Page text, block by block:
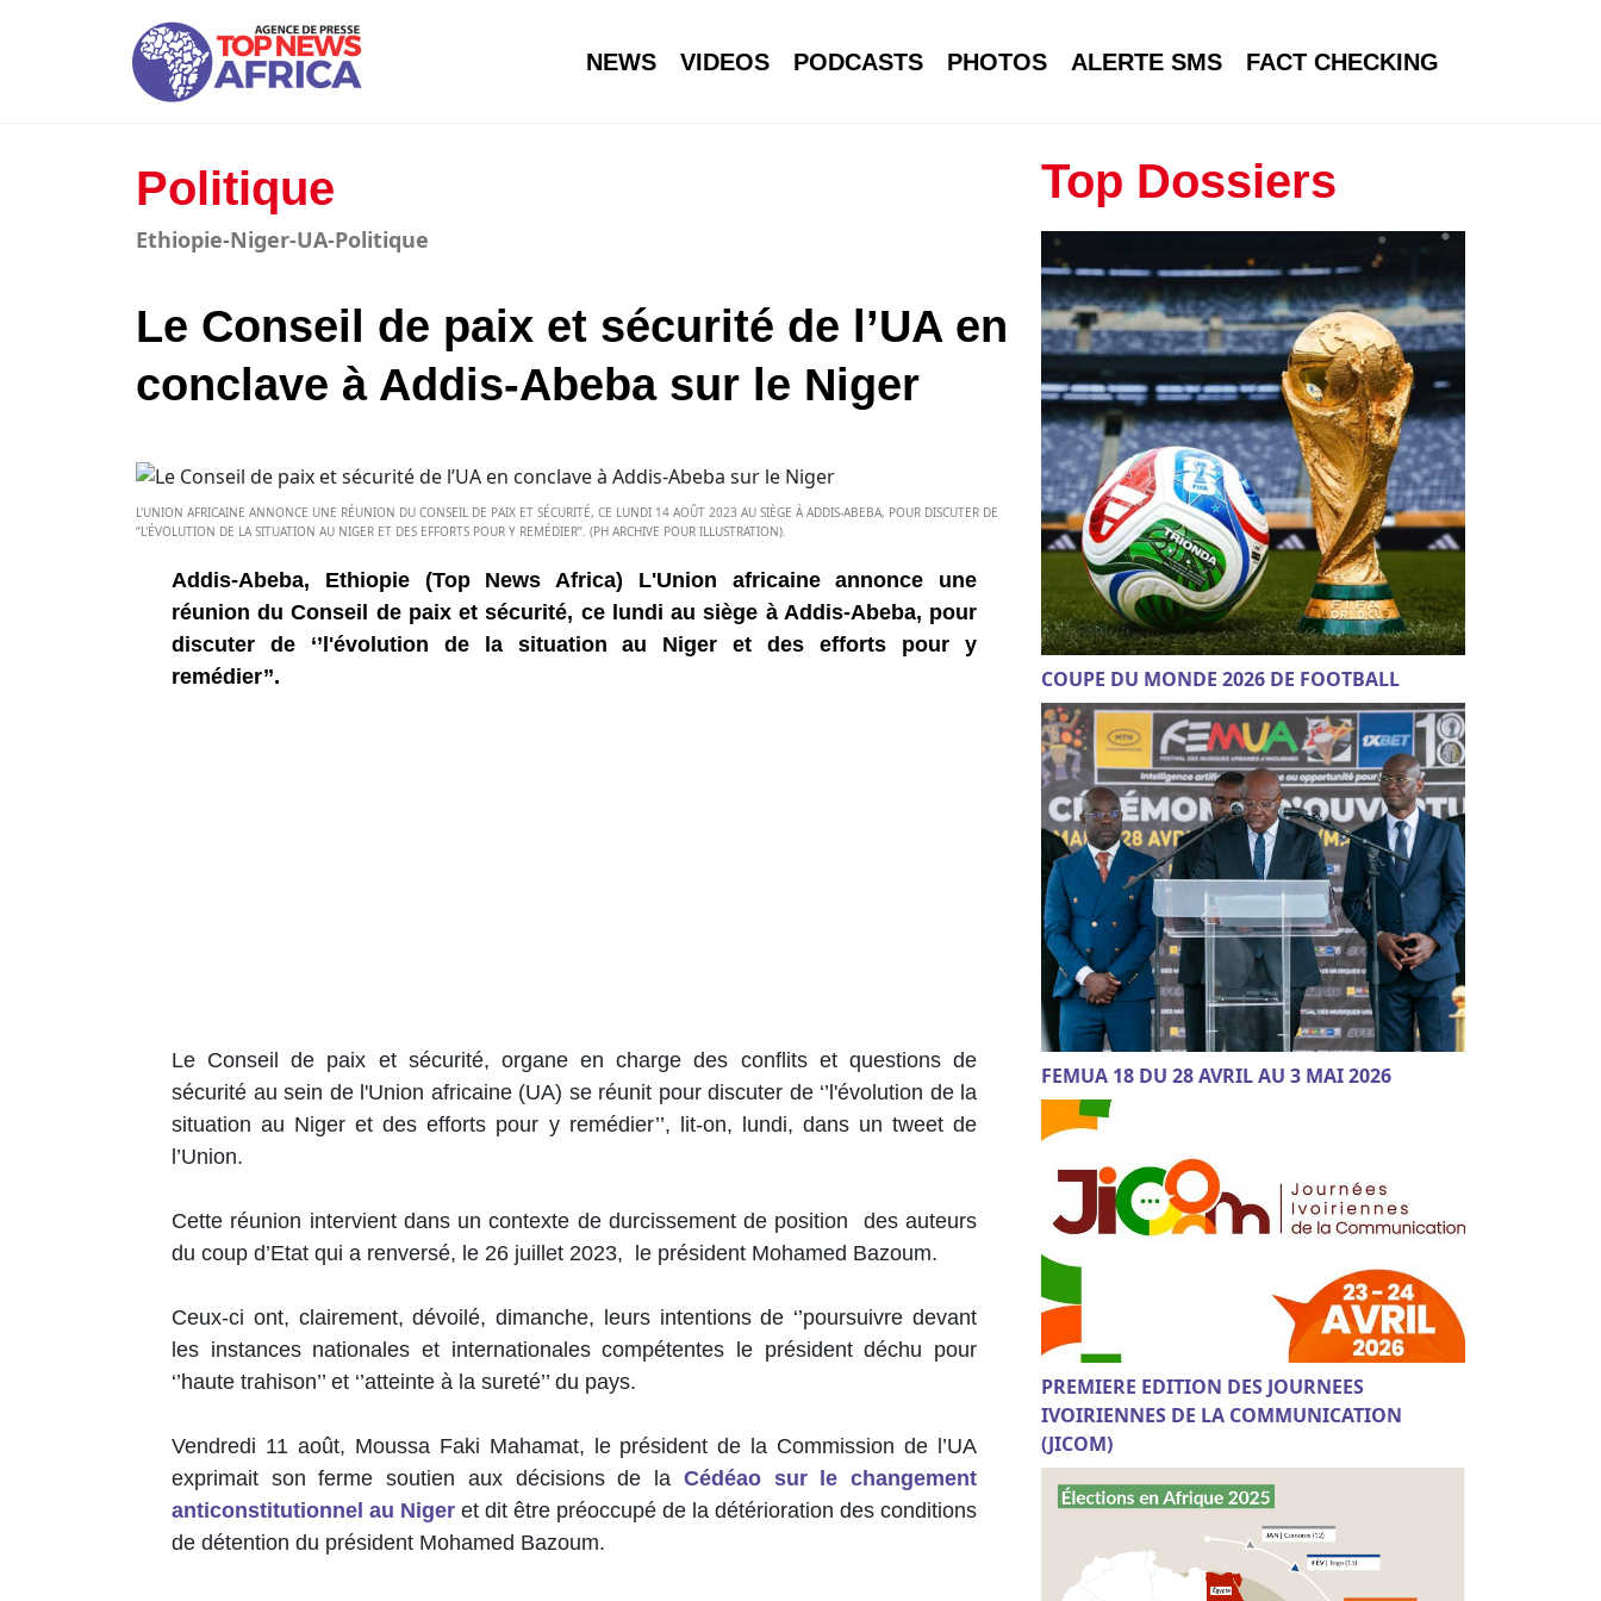
NEWS VIDEOS PODCASTS PHOTOS ALERTE SMS FACT CHECKING
Politique
Ethiopie-Niger-UA-Politique
Le Conseil de paix et sécurité de l’UA en
conclave à Addis-Abeba sur le Niger
L'UNION AFRICAINE ANNONCE UNE RÉUNION DU CONSEIL DE PAIX ET SÉCURITÉ, CE LUNDI 14 AOÛT 2023 AU SIÈGE À ADDIS-ABEBA, POUR DISCUTER DE
‘’L'ÉVOLUTION DE LA SITUATION AU NIGER ET DES EFFORTS POUR Y REMÉDIER’’. (PH ARCHIVE POUR ILLUSTRATION).
Addis-Abeba, Ethiopie (Top News Africa) L'Union africaine annonce une
réunion du Conseil de paix et sécurité, ce lundi au siège à Addis-Abeba, pour
discuter de ‘’l'évolution de la situation au Niger et des efforts pour y
remédier’’.
Le Conseil de paix et sécurité, organe en charge des conflits et questions de
sécurité au sein de l'Union africaine (UA) se réunit pour discuter de ‘’l'évolution de la
situation au Niger et des efforts pour y remédier’’, lit-on, lundi, dans un tweet de
l’Union.
Cette réunion intervient dans un contexte de durcissement de position des auteurs
du coup d’Etat qui a renversé, le 26 juillet 2023, le président Mohamed Bazoum.
Ceux-ci ont, clairement, dévoilé, dimanche, leurs intentions de ‘’poursuivre devant
les instances nationales et internationales compétentes le président déchu pour
‘’haute trahison’’ et ‘’atteinte à la sureté’’ du pays.
Vendredi 11 août, Moussa Faki Mahamat, le président de la Commission de l’UA
exprimait son ferme soutien aux décisions de la Cédéao sur le changement
anticonstitutionnel au Niger et dit être préoccupé de la détérioration des conditions
de détention du président Mohamed Bazoum.
Top Dossiers
COUPE DU MONDE 2026 DE FOOTBALL
FEMUA 18 DU 28 AVRIL AU 3 MAI 2026
PREMIERE EDITION DES JOURNEES
IVOIRIENNES DE LA COMMUNICATION
(JICOM)